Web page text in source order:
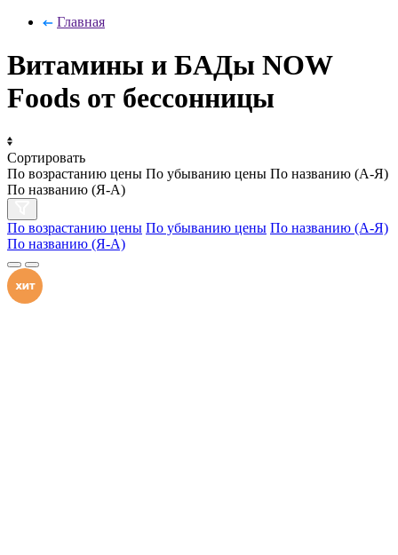
Главная
Витамины и БАДы NOW
Foods от бессонницы
Сортировать
По возрастанию цены По убыванию цены По названию (А-Я)
По названию (Я-А)
По возрастанию цены По убыванию цены По названию (А-Я)
По названию (Я-А)